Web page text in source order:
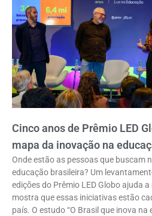
Cinco anos de Prêmio LED
mapa da inovação na
Onde estão as pessoas que buscam
educação brasileira? Um
edições do Prêmio LED Globo ajuda
mostra que essas iniciativas estão
país. O estudo “O Brasil que inova